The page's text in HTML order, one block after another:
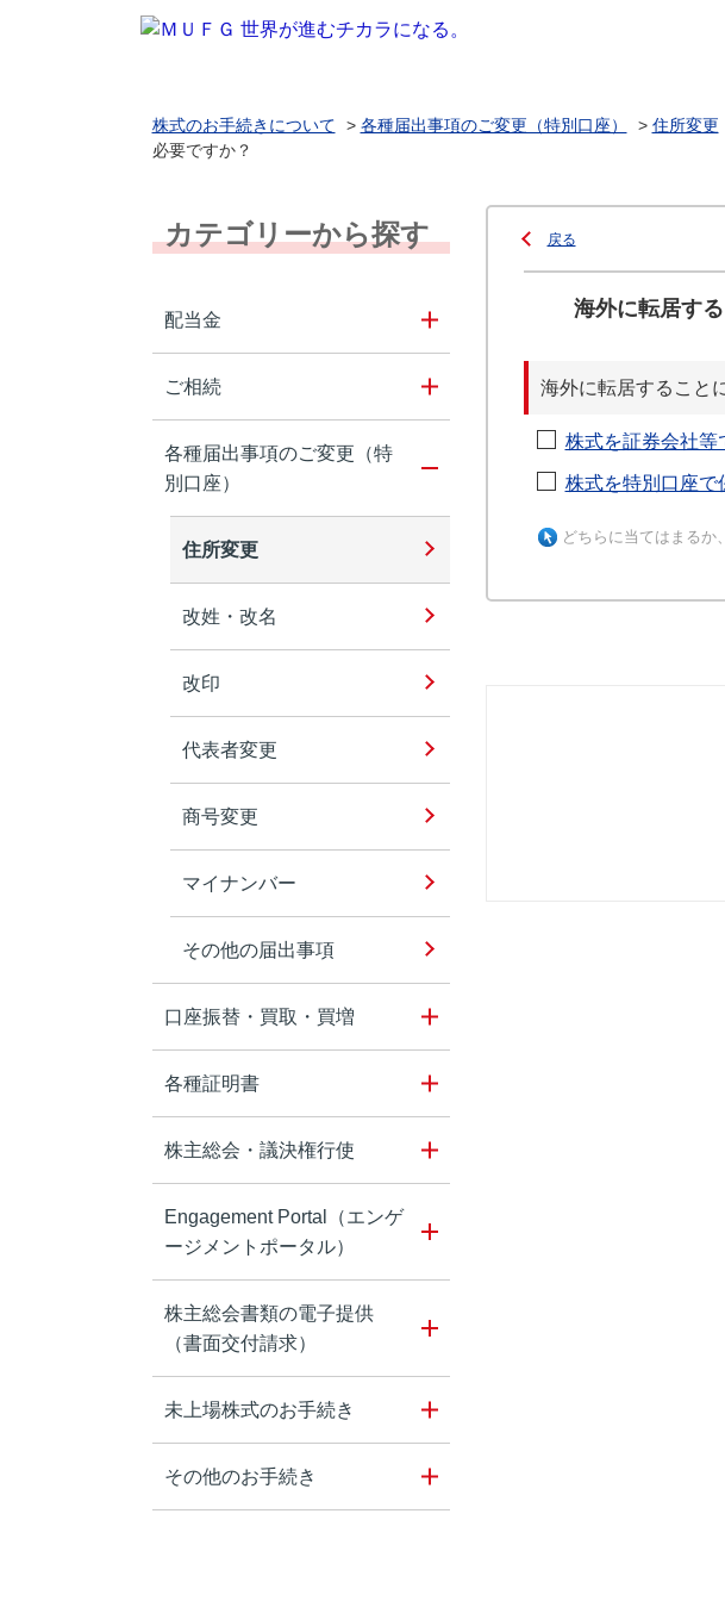
株式のお手続きについて > 各種届出事項のご変更（特別口座） > 住所変更
必要ですか？
カテゴリーから探す
配当金
ご相続
各種届出事項のご変更（特
別口座）
住所変更
改姓・改名
改印
代表者変更
商号変更
マイナンバー
その他の届出事項
口座振替・買取・買増
各種証明書
株主総会・議決権行使
Engagement Portal（エンゲ
ージメントポータル）
株主総会書類の電子提供
（書面交付請求）
未上場株式のお手続き
その他のお手続き
戻る
海外に転居す
海外に転居すること
株式を証券会社等
株式を特別口座で
どちらに当てはまるか